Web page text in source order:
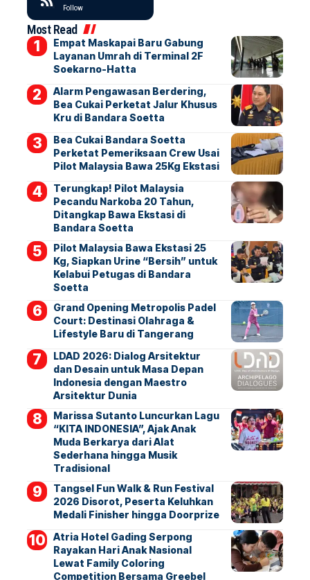
Follow
Most Read
Empat Maskapai Baru Gabung
Layanan Umrah di Terminal 2F
Soekarno-Hatta
Alarm Pengawasan Berdering,
Bea Cukai Perketat Jalur Khusus
Kru di Bandara Soetta
Bea Cukai Bandara Soetta
Perketat Pemeriksaan Crew Usai
Pilot Malaysia Bawa 25Kg Ekstasi
Terungkap! Pilot Malaysia
Pecandu Narkoba 20 Tahun,
Ditangkap Bawa Ekstasi di
Bandara Soetta
Pilot Malaysia Bawa Ekstasi 25
Kg, Siapkan Urine “Bersih” untuk
Kelabui Petugas di Bandara
Soetta
Grand Opening Metropolis Padel
Court: Destinasi Olahraga &
Lifestyle Baru di Tangerang
LDAD 2026: Dialog Arsitektur
dan Desain untuk Masa Depan
Indonesia dengan Maestro
Arsitektur Dunia
Marissa Sutanto Luncurkan Lagu
“KITA INDONESIA”, Ajak Anak
Muda Berkarya dari Alat
Sederhana hingga Musik
Tradisional
Tangsel Fun Walk & Run Festival
2026 Disorot, Peserta Keluhkan
Medali Finisher hingga Doorprize
Atria Hotel Gading Serpong
Rayakan Hari Anak Nasional
Lewat Family Coloring
Competition Bersama Greebel